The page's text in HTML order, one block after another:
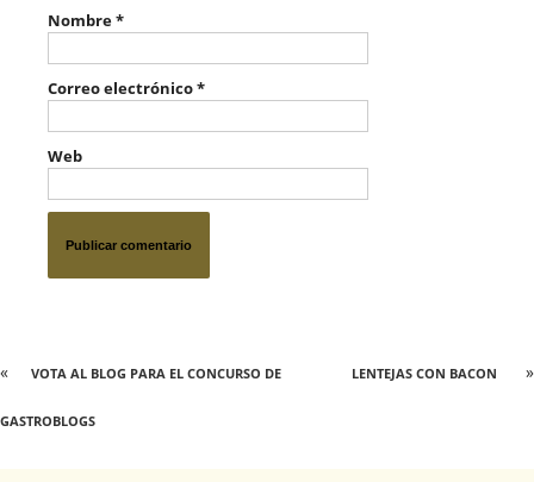
Nombre*
Correo electrónico*
Web
LENTEJAS CON BACON »
« VOTA AL BLOG PARA EL CONCURSO DE
GASTROBLOGS